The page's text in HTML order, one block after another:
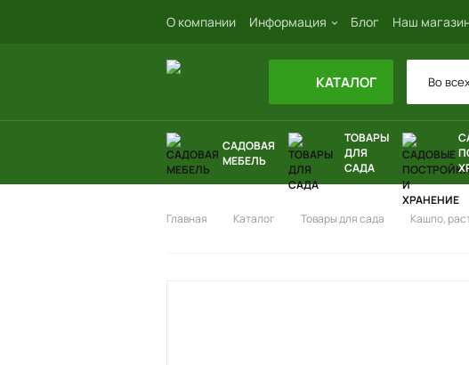
О компании Информация Блог Наш
КАТАЛОГ
САДОВАЯ
МЕБЕЛЬ
ТОВАРЫ
ДЛЯ
САДА
Главная Каталог Товары для сада Кашпо,